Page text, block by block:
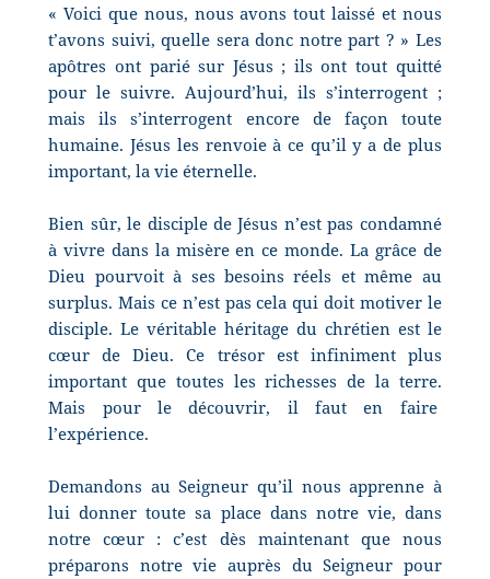
« Voici que nous, nous avons tout laissé et nous
t’avons suivi, quelle sera donc notre part ? » Les
apôtres ont parié sur Jésus ; ils ont tout quitté
pour le suivre. Aujourd’hui, ils s’interrogent ;
mais ils s’interrogent encore de façon toute
humaine. Jésus les renvoie à ce qu’il y a de plus
important, la vie éternelle.
Bien sûr, le disciple de Jésus n’est pas condamné
à vivre dans la misère en ce monde. La grâce de
Dieu pourvoit à ses besoins réels et même au
surplus. Mais ce n’est pas cela qui doit motiver le
disciple. Le véritable héritage du chrétien est le
cœur de Dieu. Ce trésor est infiniment plus
important que toutes les richesses de la terre.
Mais pour le découvrir, il faut en faire
l’expérience.
Demandons au Seigneur qu’il nous apprenne à
lui donner toute sa place dans notre vie, dans
notre cœur : c’est dès maintenant que nous
préparons notre vie auprès du Seigneur pour